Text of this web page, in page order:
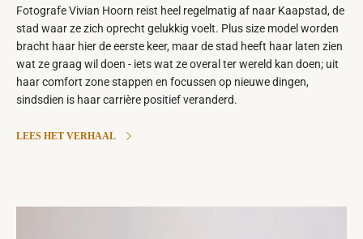
Fotografe Vivian Hoorn reist heel regelmatig af naar Kaapstad, de
stad waar ze zich oprecht gelukkig voelt. Plus size model worden
bracht haar hier de eerste keer, maar de stad heeft haar laten zien
wat ze graag wil doen - iets wat ze overal ter wereld kan doen; uit
haar comfort zone stappen en focussen op nieuwe dingen,
sindsdien is haar carrière positief veranderd.
LEES HET VERHAAL